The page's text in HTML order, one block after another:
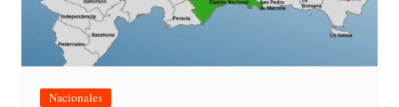
Nacionales